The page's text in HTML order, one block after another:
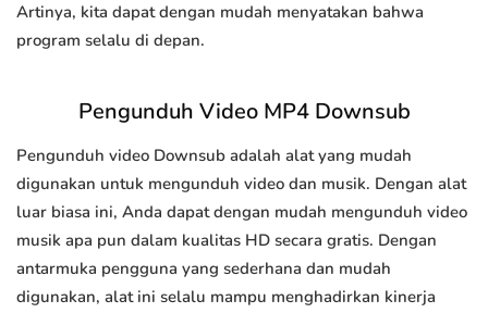
Artinya, kita dapat dengan mudah menyatakan bahwa
program selalu di depan.
Pengunduh Video MP4 Downsub
Pengunduh video Downsub adalah alat yang mudah
digunakan untuk mengunduh video dan musik. Dengan alat
luar biasa ini, Anda dapat dengan mudah mengunduh video
musik apa pun dalam kualitas HD secara gratis. Dengan
antarmuka pengguna yang sederhana dan mudah
digunakan, alat ini selalu mampu menghadirkan kinerja